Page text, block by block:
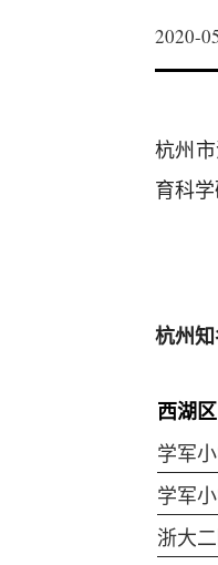
2020-
杭州
育科
杭州
西湖区
学军
学军
浙大